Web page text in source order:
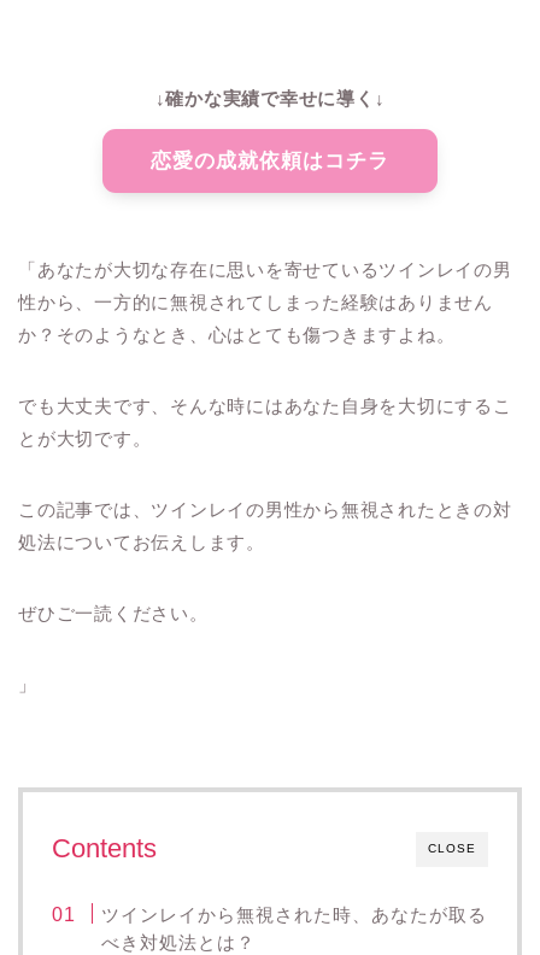
↓確かな実績で幸せに導く↓
恋愛の成就依頼はコチラ
「あなたが大切な存在に思いを寄せているツインレイの男
性から、一方的に無視されてしまった経験はありません
か？そのようなとき、心はとても傷つきますよね。
でも大丈夫です、そんな時にはあなた自身を大切にするこ
とが大切です。
この記事では、ツインレイの男性から無視されたときの対
処法についてお伝えします。
ぜひご一読ください。
」
CLOSE
Contents
ツインレイから無視された時、あなたが取る
べき対処法とは？